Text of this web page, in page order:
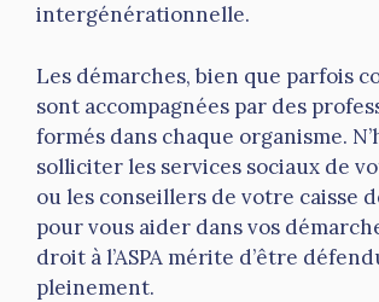
intergénérationnelle.
Les démarches, bien que parfois
sont accompagnées par des
formés dans chaque organisme.
solliciter les services sociaux de
ou les conseillers de votre caisse
pour vous aider dans vos
droit à l’ASPA mérite d’être
pleinement.